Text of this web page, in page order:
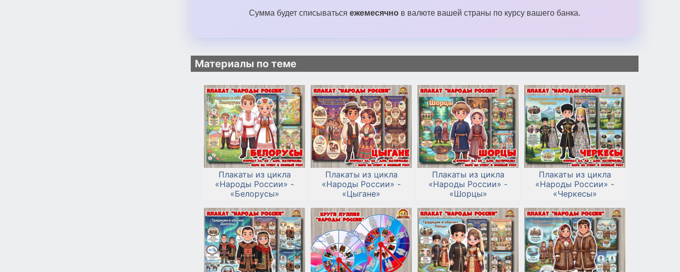
Сумма будет списываться ежемесячно в валюте вашей страны по курсу вашего банка.
Материалы по теме
Плакаты из цикла
«Народы России» -
«Белорусы»
Плакаты из цикла
«Народы России» -
«Цыгане»
Плакаты из цикла
«Народы России» -
«Шорцы»
Плакаты из цикла
«Народы России» -
«Черкесы»